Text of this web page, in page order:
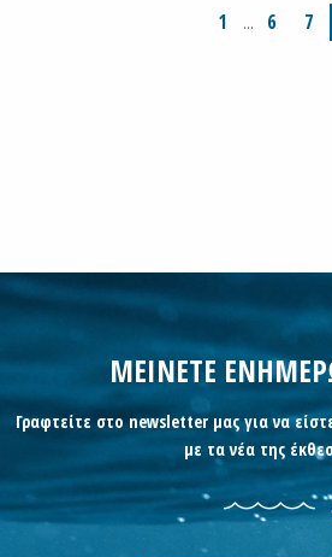
1 … 6 7
ΜΕΙΝΕΤΕ
Γραφτείτε στο newsletter μας για να
με τα νέα της